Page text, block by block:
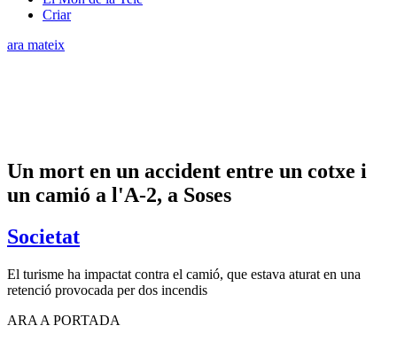
Criar
ara mateix
Un mort en un accident entre un cotxe i
un camió a l'A-2, a Soses
Societat
El turisme ha impactat contra el camió, que estava aturat en una
retenció provocada per dos incendis
ARA A PORTADA